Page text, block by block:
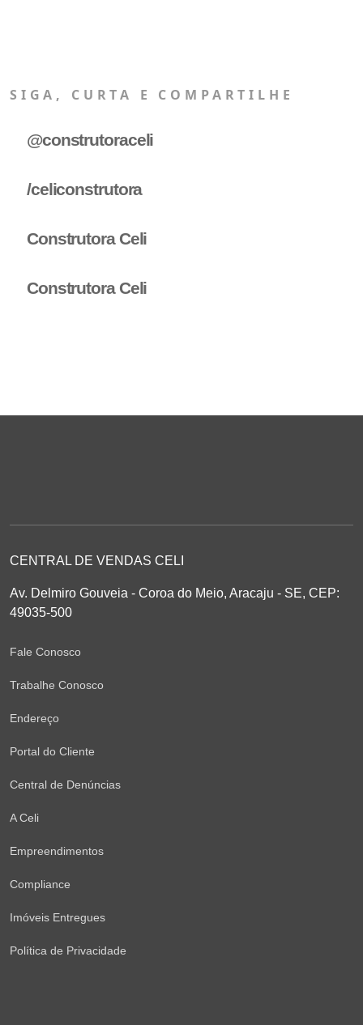
SIGA, CURTA E COMPARTILHE
@construtoraceli
/celiconstrutora
Construtora Celi
Construtora Celi
CENTRAL DE VENDAS CELI
Av. Delmiro Gouveia - Coroa do Meio, Aracaju - SE, CEP:
49035-500
Fale Conosco
Trabalhe Conosco
Endereço
Portal do Cliente
Central de Denúncias
A Celi
Empreendimentos
Compliance
Imóveis Entregues
Política de Privacidade